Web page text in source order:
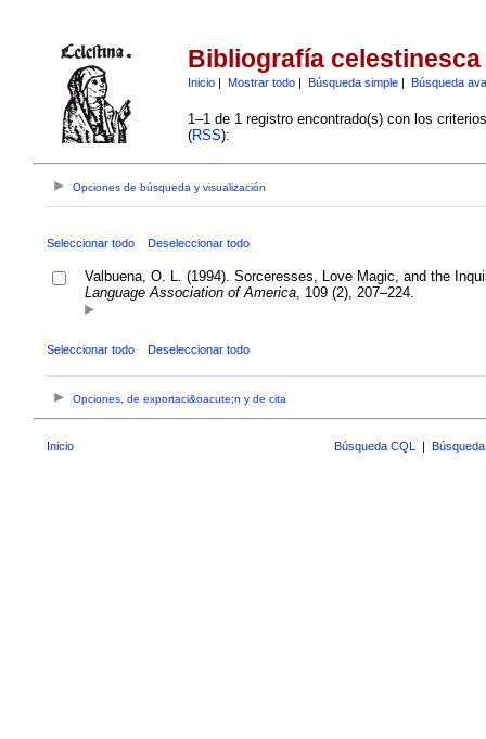
Bibliografía celestinesca
Inicio| Mostrar todo| Búsqueda simple| Búsqueda
1–1 de 1 registro encontrado(s) con los
(RSS):
Opciones de búsqueda y visualización
Seleccionar todo Deseleccionar todo
Valbuena, O. L. (1994). Sorceresses, Love Magic, and the
Language Association of America, 109 (2), 207–224.
Seleccionar todo Deseleccionar todo
Opciones, de exportaci&oacute;n y de cita
Inicio Búsqueda CQL |